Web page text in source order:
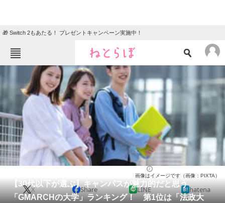
🎁 Switch 2もあたる！ プレゼントキャンペーン実施中！
ねとらぼメニュー
ニュース
エンタメ クイズ
グルメ 地域
住まい 教育・育児
動物 リサーチ
会員記事
【30代以下が選ぶ】キャンパスが魅力的だと思う
「GMARCHの大学」ランキング！ 第1位は「法政大
画像はイメージです（画像：PIXTA）
X Share LINE hatena